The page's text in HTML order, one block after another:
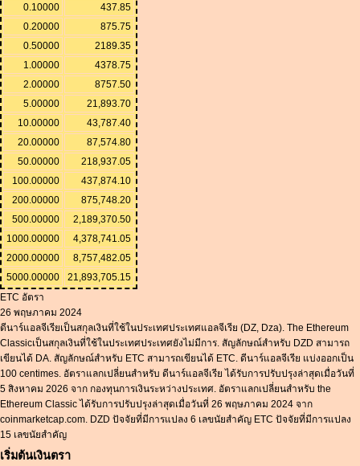
0.10000
437.85
0.20000
875.75
0.50000
2189.35
1.00000
4378.75
2.00000
8757.50
5.00000
21,893.70
10.00000
43,787.40
20.00000
87,574.80
50.00000
218,937.05
100.00000
437,874.10
200.00000
875,748.20
500.00000
2,189,370.50
1000.00000
4,378,741.05
2000.00000
8,757,482.05
5000.00000
21,893,705.15
ETC อัตรา
26 พฤษภาคม 2024
ดีนาร์แอลจีเรียเป็นสกุลเงินที่ใช้ในประเทศประเทศแอลจีเรีย (DZ, Dza). The Ethereum
Classicเป็นสกุลเงินที่ใช้ในประเทศประเทศยังไม่มีการ. สัญลักษณ์สำหรับ DZD สามารถ
เขียนได้ DA. สัญลักษณ์สำหรับ ETC สามารถเขียนได้ ETC. ดีนาร์แอลจีเรีย แบ่งออกเป็น
100 centimes. อัตราแลกเปลี่ยนสำหรับ ดีนาร์แอลจีเรีย ได้รับการปรับปรุงล่าสุดเมื่อวันที่
5 สิงหาคม 2026 จาก กองทุนการเงินระหว่างประเทศ. อัตราแลกเปลี่ยนสำหรับ the
Ethereum Classic ได้รับการปรับปรุงล่าสุดเมื่อวันที่ 26 พฤษภาคม 2024 จาก
coinmarketcap.com. DZD ปัจจัยที่มีการแปลง 6 เลขนัยสำคัญ ETC ปัจจัยที่มีการแปลง
15 เลขนัยสำคัญ
เริ่มต้นเงินตรา